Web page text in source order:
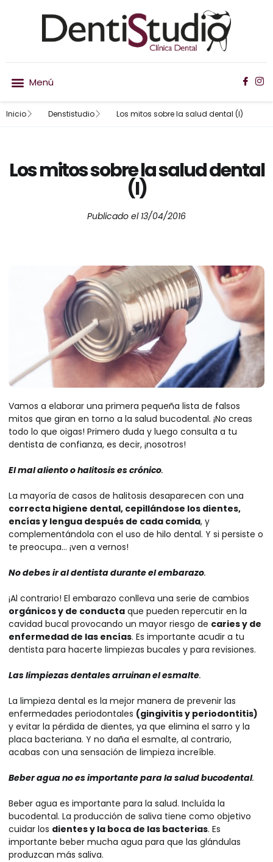
Inicio Denstistudio Los mitos sobre la salud dental (I)
Los mitos sobre la salud dental
(I)
Publicado el 13/04/2016
Vamos a elaborar una primera pequeña lista de falsos
mitos que giran en torno a la salud bucodental. ¡No creas
todo lo que oigas! Primero duda y luego consulta a tu
dentista de confianza, es decir, ¡nosotros!
El mal aliento o halitosis es crónico.
La mayoría de casos de halitosis desaparecen con una
correcta higiene dental, cepillándose los dientes,
encías y lengua después de cada comida, y
complementándola con el uso de hilo dental. Y si persiste o
te preocupa… ¡ven a vernos!
No debes ir al dentista durante el embarazo.
¡Al contrario! El embarazo conlleva una serie de cambios
orgánicos y de conducta que pueden repercutir en la
cavidad bucal provocando un mayor riesgo de caries y de
enfermedad de las encías. Es importante acudir a tu
dentista para hacerte limpiezas bucales y para revisiones.
Las limpiezas dentales arruinan el esmalte.
La limpieza dental es la mejor manera de prevenir las
enfermedades periodontales (gingivitis y periodontitis)
y evitar la pérdida de dientes, ya que elimina el sarro y la
placa bacteriana. Y no daña el esmalte, al contrario,
acabas con una sensación de limpieza increíble.
Beber agua no es importante para la salud bucodental.
Beber agua es importante para la salud. Incluída la
bucodental. La producción de saliva tiene como objetivo
cuidar los dientes y la boca de las bacterias. Es
importante beber mucha agua para que las glándulas
produzcan más saliva.